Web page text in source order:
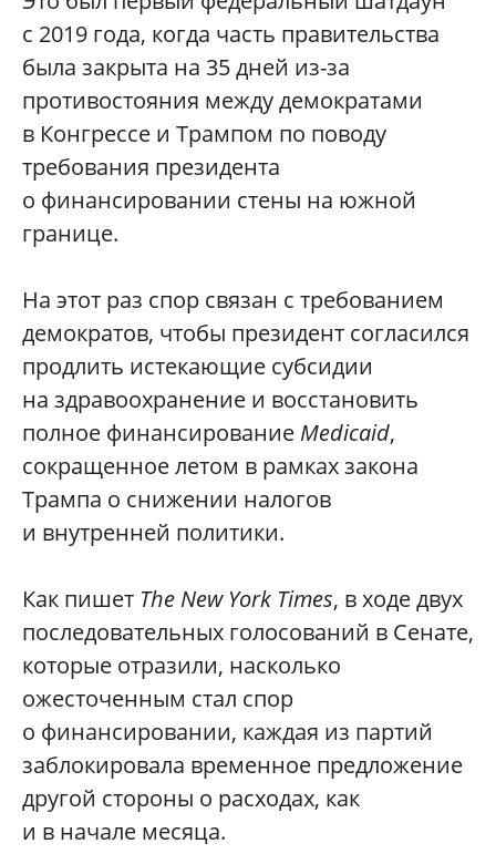
с 2019 года, когда часть правительства
была закрыта на 35 дней из-за
противостояния между демократами
в Конгрессе и Трампом по поводу
требования президента
о финансировании стены на южной
границе.
На этот раз спор связан с требованием
демократов, чтобы президент согласился
продлить истекающие субсидии
на здравоохранение и восстановить
полное финансирование Medicaid,
сокращенное летом в рамках закона
Трампа о снижении налогов
и внутренней политики.
Как пишет The New York Times, в ходе двух
последовательных голосований в Сенате,
которые отразили, насколько
ожесточенным стал спор
о финансировании, каждая из партий
заблокировала временное предложение
другой стороны о расходах, как
и в начале месяца.